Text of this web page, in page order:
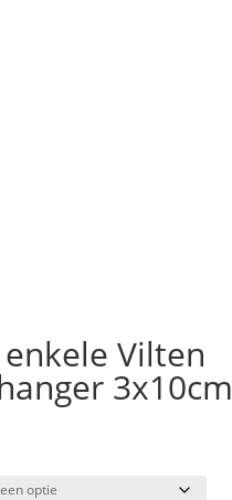
Vilten
3x10cm